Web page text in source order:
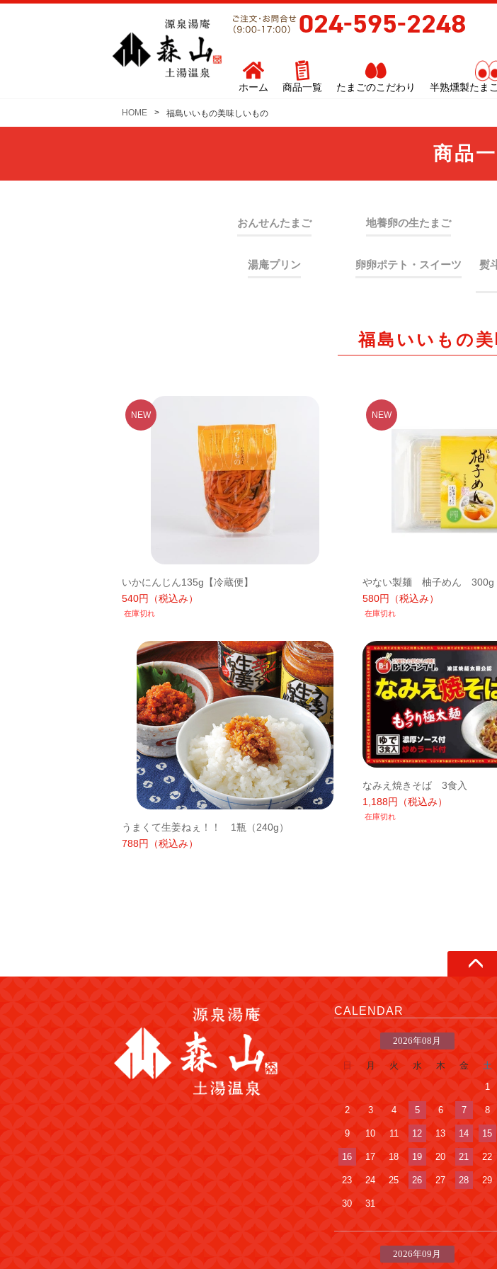
ホーム 商品一覧 たまごのこだわり 半熟燻製たま
HOME 福島いいもの美味しいもの
商品
おんせんたまご 地養卵の生たまご
湯庵プリン 卵卵ポテト・スイーツ
熨
福島いいもの
いかにんじん135g【冷蔵便】
540円
（税込み）
在庫切れ
やない製麺 柚子めん 300g
580円
（税込み）
在庫切れ
うまくて生姜ねぇ！！ 1瓶（240g）
788円
（税込み）
なみえ焼きそば 3食入
1,188円
（税込み）
在庫切れ
CALENDAR
2026年08月
日 月 火 水 木 金
土
1
2 3 4 5 6 7 8
9 10 11 12 13 14 15
16 17 18 19 20 21 22
23 24 25 26 27 28 29
30 31
2026年09月